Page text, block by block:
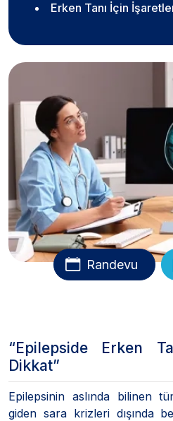
Erken Tanı İçin
Randevu
“Epilepside Erken
Dikkat”
Epilepsinin aslında bilinen
giden sara krizleri dışında